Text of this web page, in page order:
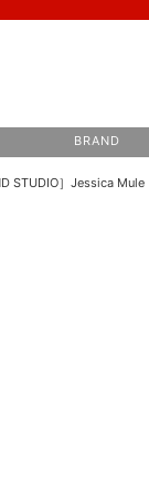
B R A N D
STUDIO］Jessica Mule